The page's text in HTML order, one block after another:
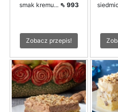
smak kremu... ⇖ 993
Zobacz przepis!